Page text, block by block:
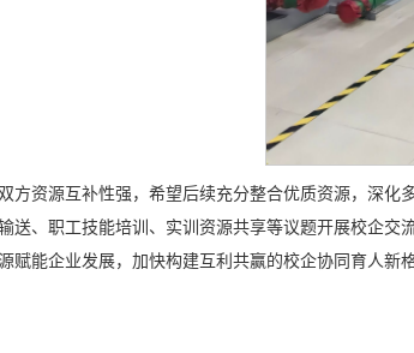
方资源互补性强，希望后续充分整合优质资源，深
送、职工技能培训、实训资源共享等议题开展校企
赋能企业发展，加快构建互利共赢的校企协同育人新格